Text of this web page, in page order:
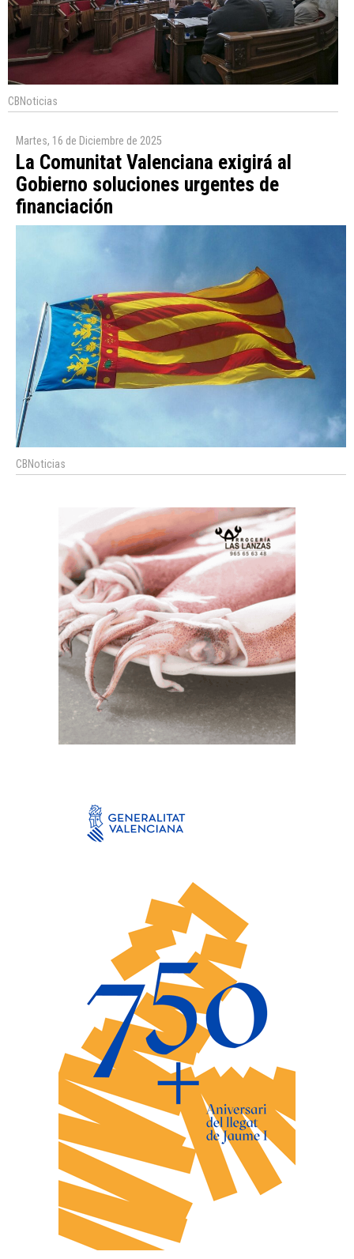
CBNoticias
Martes, 16 de Diciembre de 2025
La Comunitat Valenciana exigirá al
Gobierno soluciones urgentes de
financiación
CBNoticias